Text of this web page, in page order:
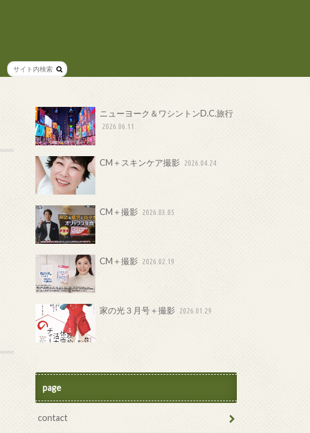
ニューヨーク＆ワシントンD.C.旅行
2026.06.11
CM＋スキンケア撮影 2026.04.24
CM＋撮影 2026.03.05
CM＋撮影 2026.02.19
家の光３月号＋撮影 2026.01.29
page
contact